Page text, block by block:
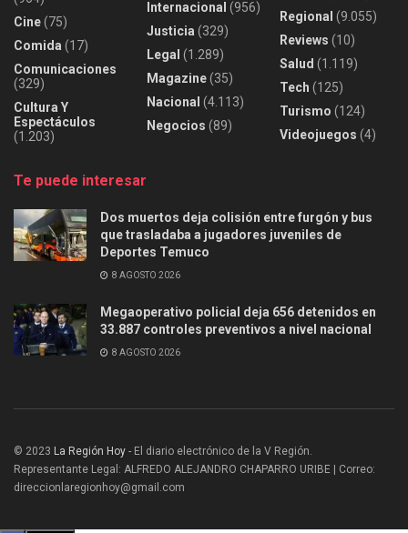
Cine(75)
Comida (17)
Comunicaciones
(329)
Cultura Y
Espectáculos
(1.203)
Internacional (956)
Justicia (329)
Legal (1.289)
Magazine(35)
Nacional (4.113)
Negocios (89)
Regional (9.055)
Reviews (10)
Salud (1.119)
Tech (125)
Turismo (124)
Videojuegos (4)
Te puede interesar
Dos muertos deja colisión entre furgón y bus
que trasladaba a jugadores juveniles de
Deportes Temuco
8 AGOSTO 2026
Megaoperativo policial deja 656 detenidos en
33.887 controles preventivos a nivel nacional
8 AGOSTO 2026
© 2023 La Región Hoy - El diario electrónico de la V Región.
Representante Legal: ALFREDO ALEJANDRO CHAPARRO URIBE | Correo:
direccionlaregionhoy@gmail.com